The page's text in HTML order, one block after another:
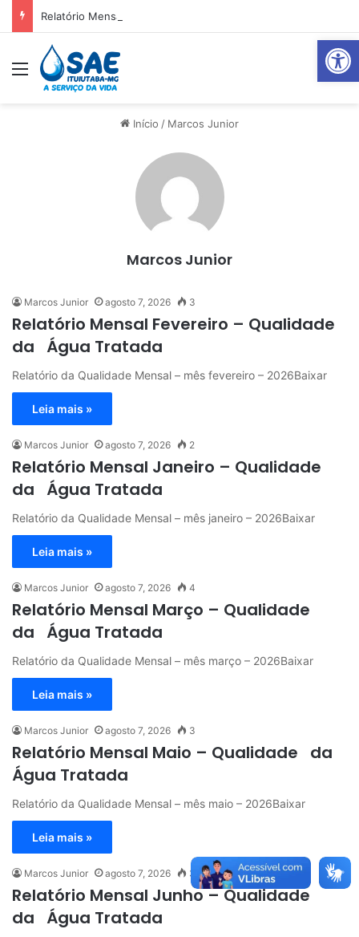
Abrir
Relatório Mensal Janeiro – Qualidade da Água Tratada
Menu
Início / Marcos Junior
Marcos Junior
Marcos Junior agosto 7, 2026 3
Relatório Mensal Fevereiro – Qualidade
da Água Tratada
Relatório da Qualidade Mensal – mês fevereiro – 2026Baixar
Leia mais »
Marcos Junior agosto 7, 2026 2
Relatório Mensal Janeiro – Qualidade
da Água Tratada
Relatório da Qualidade Mensal – mês janeiro – 2026Baixar
Leia mais »
Marcos Junior agosto 7, 2026 4
Relatório Mensal Março – Qualidade
da Água Tratada
Relatório da Qualidade Mensal – mês março – 2026Baixar
Leia mais »
Marcos Junior agosto 7, 2026 3
Relatório Mensal Maio – Qualidade da
Água Tratada
Relatório da Qualidade Mensal – mês maio – 2026Baixar
Leia mais »
Marcos Junior agosto 7, 2026 3
Relatório Mensal Junho – Qualidade
da Água Tratada